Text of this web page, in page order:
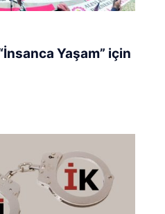
Yaşam” için